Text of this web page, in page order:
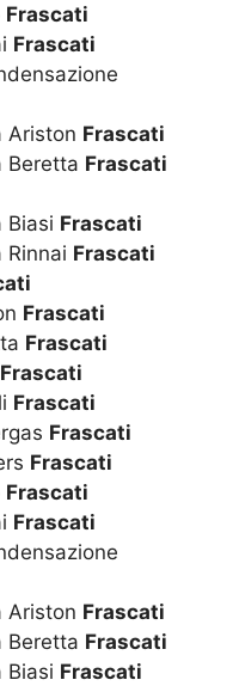
Frascati
Frascati
Ariston Frascati
Beretta Frascati
Biasi Frascati
Frascati
Frascati
Frascati
Frascati
Frascati
Frascati
Frascati
Frascati
Frascati
Ariston Frascati
Beretta Frascati
Biasi Frascati